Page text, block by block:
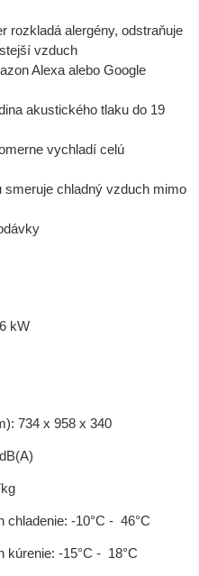
rozkladá alergény, odstraňuje
vzduch
Alexa alebo Google
akustického tlaku do 19
vychladí celú
smeruje chladný vzduch mimo
kW
734 x 958 x 340
chladenie: -10°C - 46°C
kúrenie: -15°C - 18°C